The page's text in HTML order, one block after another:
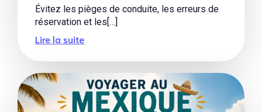
Évitez les pièges de conduite, les erreurs de
réservation et les[…]
Lire la suite